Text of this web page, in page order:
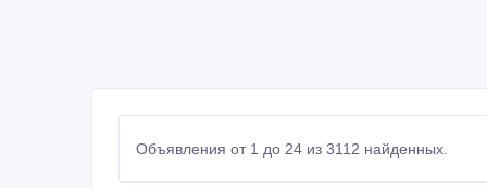
Объявления от 1 до 24 из 3112 найденных.